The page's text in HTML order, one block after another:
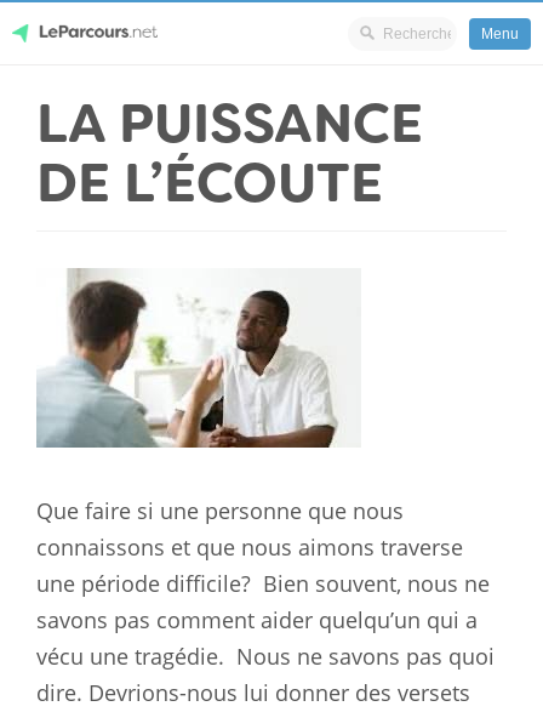
content
LeParcours.net
Menu
LA PUISSANCE
DE L’ÉCOUTE
Que faire si une personne que nous
connaissons et que nous aimons traverse
une période difficile? Bien souvent, nous ne
savons pas comment aider quelqu’un qui a
vécu une tragédie. Nous ne savons pas quoi
dire. Devrions-nous lui donner des versets